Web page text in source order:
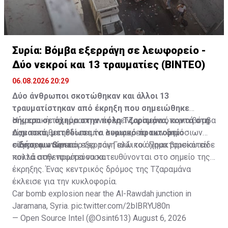
Συρία: Βόμβα εξερράγη σε λεωφορείο -
Δύο νεκροί και 13 τραυματίες (ΒΙΝΤΕΟ)
06.08.2026 20:29
Δύο άνθρωποι σκοτώθηκαν και άλλοι 13
τραυματίστηκαν από έκρηξη που σημειώθηκε
σήμερα σε όχημα στην πόλη Τζαραμάνα, κοντά στη
Δαμασκό, μετέδωσε το συριακό πρακτορείο
ειδήσεων Sana.
Η κρατική τηλεόραση ανέφερε νωρίτερα ότι μια βόμβα
είχε τοποθετηθεί σε μίνι λεωφορείο των δημόσιων
συγκοινωνιών και εξερράγη ενώ το όχημα βρισκόταν
κοντά στην πρωτεύουσα.
Ένας φωτορεπόρτερ του Γαλλικού Πρακτορείου είδε
πολλά ασθενοφόρα να κατευθύνονται στο σημείο της
έκρηξης. Ένας κεντρικός δρόμος της Τζαραμάνα
έκλεισε για την κυκλοφορία.
Car bomb explosion near the Al-Rawdah junction in
Jaramana, Syria. pic.twitter.com/2blBRYU80n
— Open Source Intel (@Osint613) August 6, 2026